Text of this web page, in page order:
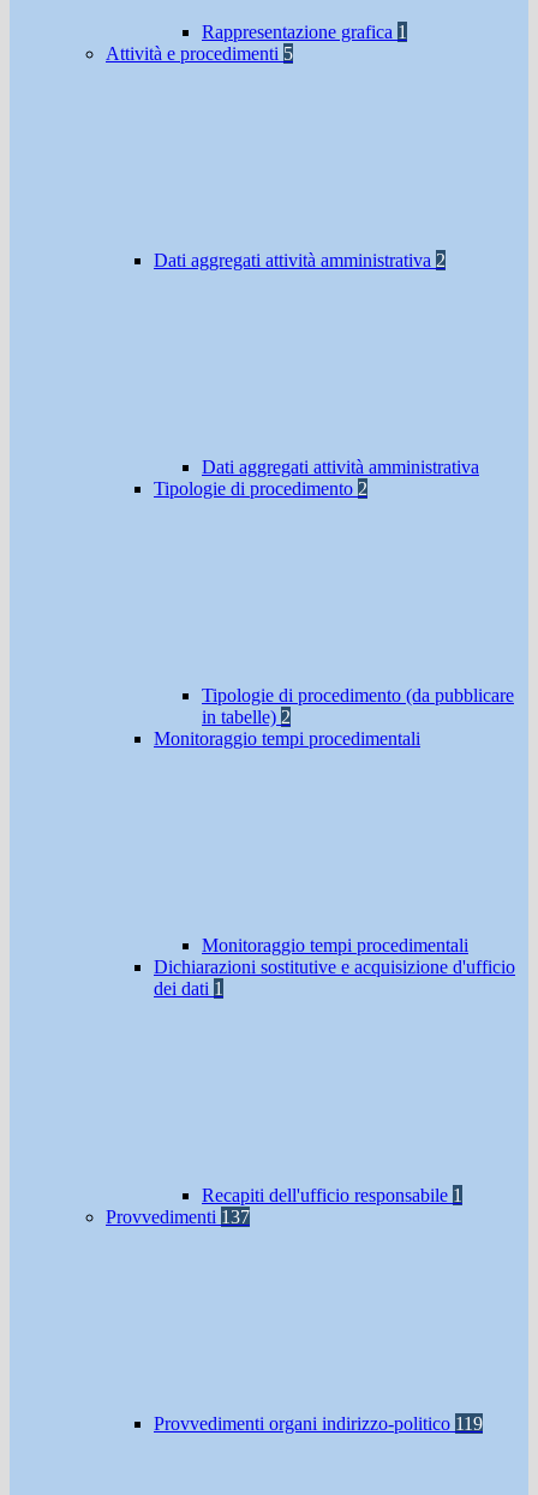
Rappresentazione grafica 1
Attività e procedimenti 5
Dati aggregati attività amministrativa 2
Dati aggregati attività amministrativa
Tipologie di procedimento 2
Tipologie di procedimento (da pubblicare
in tabelle) 2
Monitoraggio tempi procedimentali
Monitoraggio tempi procedimentali
Dichiarazioni sostitutive e acquisizione d'ufficio
dei dati 1
Recapiti dell'ufficio responsabile 1
Provvedimenti 137
Provvedimenti organi indirizzo-politico 119